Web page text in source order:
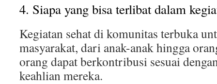
4. Siapa yang bisa terlibat dalam
Kegiatan sehat di komunitas terbuka
masyarakat, dari anak-anak hingga
orang dapat berkontribusi sesuai
keahlian mereka.